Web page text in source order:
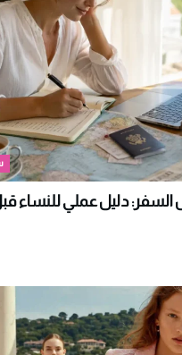
السفر: دليل عملي للنساء